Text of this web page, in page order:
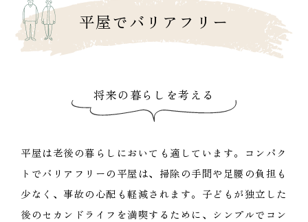
平屋でバリアフリー
将来の暮らしを考える
平屋は老後の暮らしにおいても適しています。コンパク
トでバリアフリーの平屋は、掃除の手間や足腰の負担も
少なく、事故の心配も軽減されます。子どもが独立した
後のセカンドライフを満喫するために、シンプルでコン